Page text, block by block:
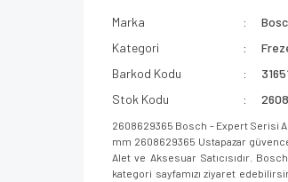
Marka
Kategori
Barkod Kodu
Stok Kodu
2608629365 Bosch - Expert Serisi
mm 2608629365 Ustapazar
Alet ve Aksesuar Satıcısıdır.
kategori sayfamızı ziyaret